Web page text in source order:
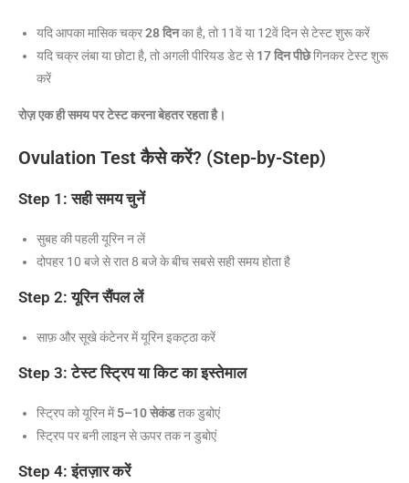
यदि आपका मासिक चक्र28 दिनका है, तो 11वें या 12वें दिन से टेस्ट शुरू करें
यदि चक्र लंबा या छोटा है, तो अगली पीरियड डेट से17 दिन पीछेगिनकर टेस्ट शुरू
करें
रोज़ एक ही समय पर टेस्ट करना बेहतर रहता है।
Ovulation Test कैसे करें? (Step-by-Step)
Step 1: सही समय चुनें
सुबह की पहली यूरिन न लें
दोपहर 10 बजे से रात 8 बजे के बीच सबसे सही समय होता है
Step 2: यूरिन सैंपल लें
साफ़ और सूखे कंटेनर में यूरिन इकट्ठा करें
Step 3: टेस्ट स्ट्रिप या किट का इस्तेमाल
स्ट्रिप को यूरिन में5–10 सेकंडतक डुबोएं
स्ट्रिप पर बनी लाइन से ऊपर तक न डुबोएं
Step 4: इंतज़ार करें